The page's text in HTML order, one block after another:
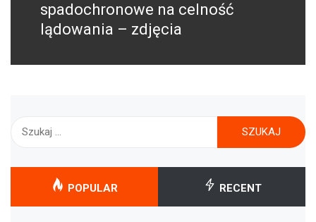
spadochronowe na celność
lądowania – zdjęcia
POPULAR RECENT